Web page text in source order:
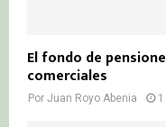
El fondo de
comerciales
Por Juan Royo Abenia